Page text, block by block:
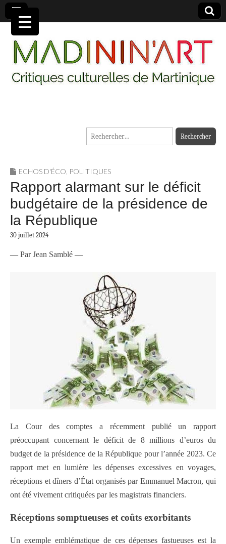
MADININ'ART
Rechercher :
ECHOS D'ÉCO, POLITIQUES
Rapport alarmant sur le déficit
budgétaire de la présidence de
la République
30 juillet 2024
— Par Jean Samblé —
La Cour des comptes a récemment publié un rapport
préoccupant concernant le déficit de 8 millions d’euros du
budget de la présidence de la République pour l’année 2023. Ce
rapport met en lumière les dépenses excessives en voyages,
réceptions et dîners d’État organisés par Emmanuel Macron, qui
ont été vivement critiquées par les magistrats financiers.
Réceptions somptueuses et coûts exorbitants
Un exemple emblématique de ces dépenses fastueuses est la